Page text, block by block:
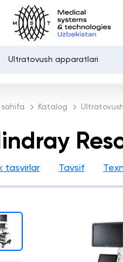
berish
Ultratovush apparatlari
sahifa Katalog
Mindray
tasvirlar Tavsif